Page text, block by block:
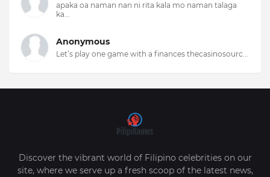
apaka oa naman nan ni rita kala mo naman talaga
ka...
Anonymous
Let’s play one game with a finances thecasinosourc...
Discover the vibrant world of Filipino celebrities on our
site, where we serve up a fresh scoop of the latest news,